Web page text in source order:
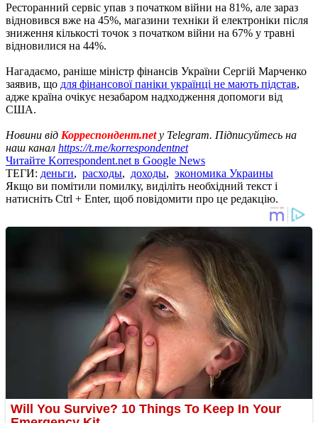
Ресторанний сервіс упав з початком війни на 81%, але зараз
відновився вже на 45%, магазини техніки й електроніки після
зниження кількості точок з початком війни на 67% у травні
відновилися на 44%.
Нагадаємо, раніше міністр фінансів України Сергій Марченко
заявив, що для фінансової паніки українці не мають підстав,
адже країна очікує незабаром надходження допомоги від
США.
Новини від Корреспондент.netу Telegram. Підписуйтесь на
наш канал https://t.me/korrespondentnet
Читайте Korrespondent.net в Google News
ТЕГИ: деньги, расходы, доходы, экономика Украины
Якщо ви помітили помилку, виділіть необхідний текст і
натисніть Ctrl + Enter, щоб повідомити про це редакцію.